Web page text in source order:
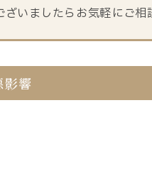
ざいましたらお気軽にご相
響